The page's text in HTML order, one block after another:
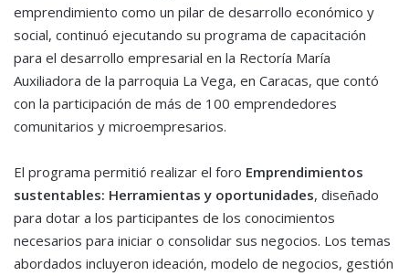
emprendimiento como un pilar de desarrollo económico y
social, continuó ejecutando su programa de capacitación
para el desarrollo empresarial en la Rectoría María
Auxiliadora de la parroquia La Vega, en Caracas, que contó
con la participación de más de 100 emprendedores
comunitarios y microempresarios.
El programa permitió realizar el foro Emprendimientos
sustentables: Herramientas y oportunidades, diseñado
para dotar a los participantes de los conocimientos
necesarios para iniciar o consolidar sus negocios. Los temas
abordados incluyeron ideación, modelo de negocios, gestión